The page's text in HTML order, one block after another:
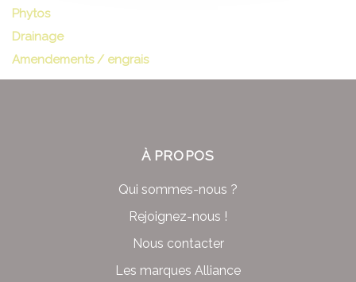
Phytos
Drainage
Amendements / engrais
À PROPOS
Qui sommes-nous ?
Rejoignez-nous !
Nous contacter
Les marques Alliance